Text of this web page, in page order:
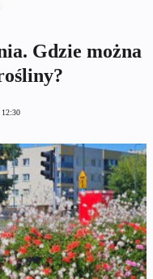
Gdzie można
12:30